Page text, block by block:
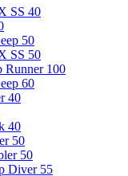
SS 40
50
SS 50
Runner 100
60
40
40
50
50
Diver 55